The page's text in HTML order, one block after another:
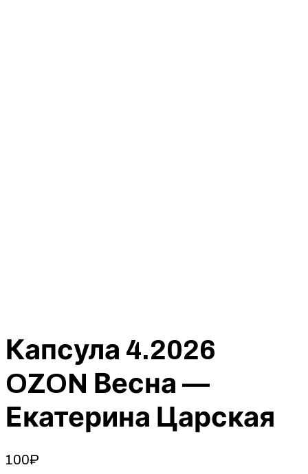
Капсула 4.2026
OZON Весна —
Екатерина Царская
100₽